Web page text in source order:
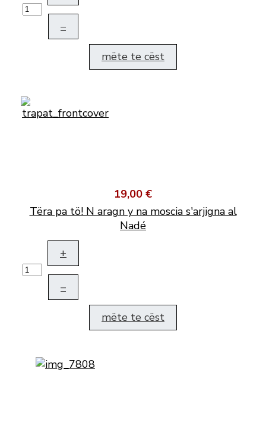
–
mëte te cëst
19,00 €
Tëra pa tö! N aragn y na moscia s'arjigna al
Nadé
+
–
mëte te cëst